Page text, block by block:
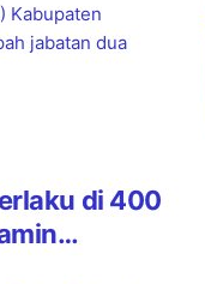
Kabupaten
jabatan dua
di 400